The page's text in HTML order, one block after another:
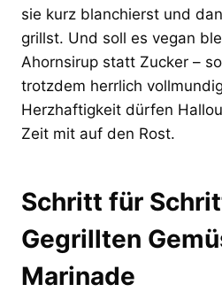
sie kurz blanchierst und
grillst. Und soll es vegan
Ahornsirup statt Zucker –
trotzdem herrlich
Herzhaftigkeit dürfen
Zeit mit auf den Rost.
Schritt für
Gegrillten
Marinade